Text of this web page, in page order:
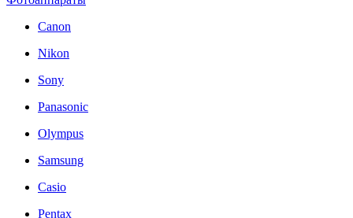
Canon
Nikon
Sony
Panasonic
Olympus
Samsung
Casio
Pentax